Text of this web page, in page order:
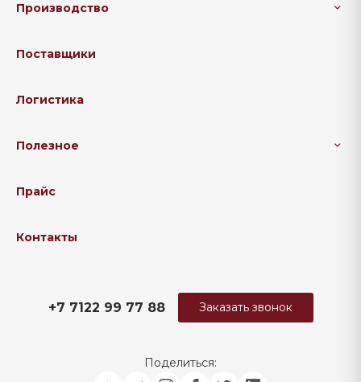
Производство
Поставщики
Логистика
Полезное
Прайс
Контакты
+7 7122 99 77 88 Заказать звонок
Поделиться: